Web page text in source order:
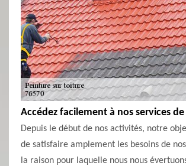
Accédez facilement à nos services
Depuis le début de nos activités, notre
de satisfaire amplement les besoins de
la raison pour laquelle nous nous